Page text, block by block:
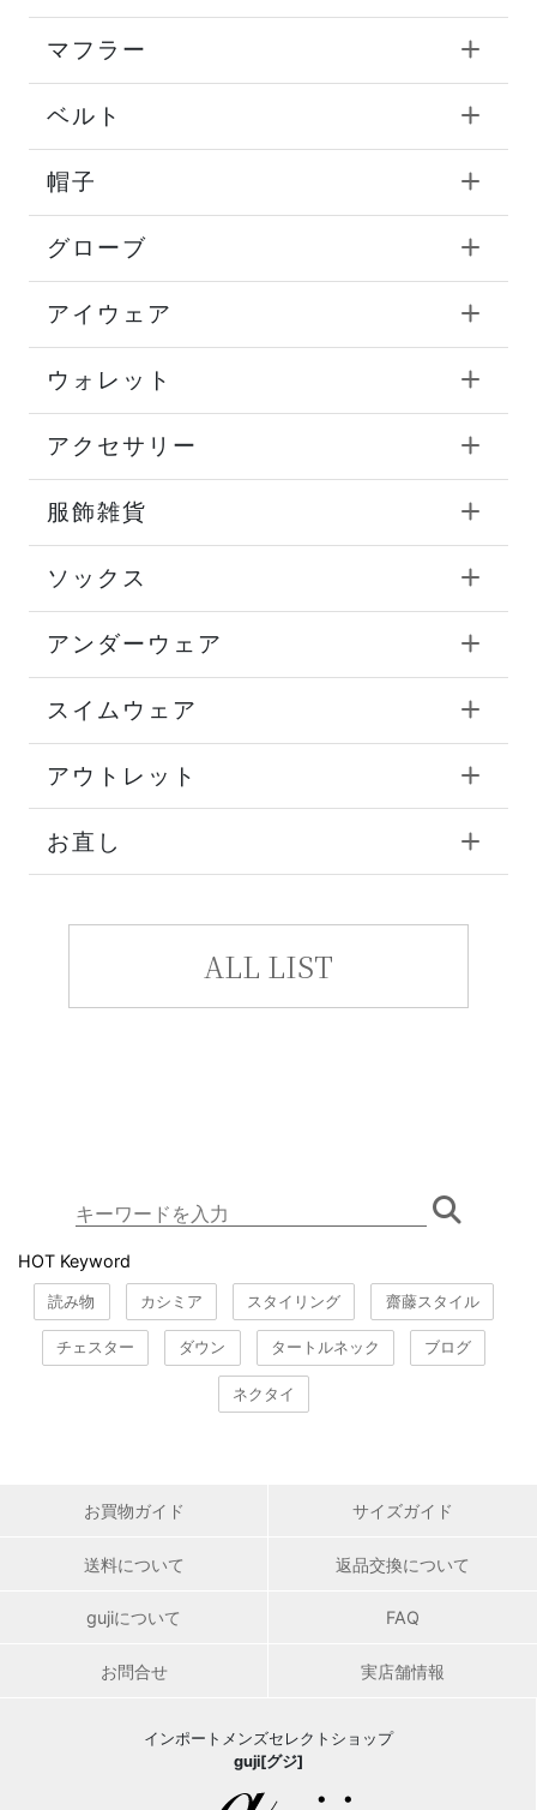
マフラー
ベルト
帽子
グローブ
アイウェア
ウォレット
アクセサリー
服飾雑貨
ソックス
アンダーウェア
スイムウェア
アウトレット
お直し
ALL LIST
HOT Keyword
読み物 カシミア スタイリング 齋藤スタイル
チェスター ダウン タートルネック ブログ
ネクタイ
お買物ガイド サイズガイド
送料について 返品交換について
gujiについて FAQ
お問合せ 実店舗情報
インポートメンズセレクトショップ
guji[グジ]